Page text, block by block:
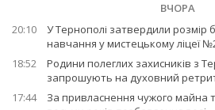
ВЧОРА
20:10
У Тернополі затвердили розмір
навчання у мистецькому ліцеї
18:52
Родини полеглих захисників з
запрошують на духовний
17:44
За привласнення чужого майна